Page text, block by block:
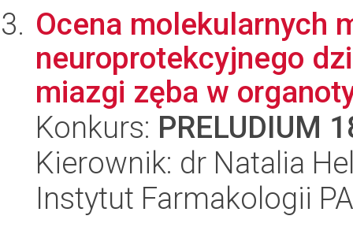
Ocena molekularnych
neuroprotekcyjnego
miazgi zęba w
Konkurs: PRELUDIUM
Kierownik: dr Natalia
Instytut Farmakologii